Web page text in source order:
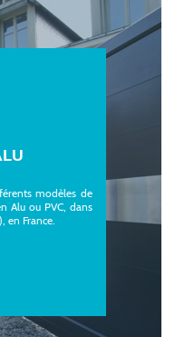
modèles de
Alu ou PVC, dans
en France.